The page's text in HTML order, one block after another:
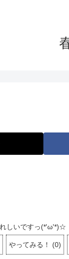
しいですっ(*'ω'*)☆
やってみる！ (0)